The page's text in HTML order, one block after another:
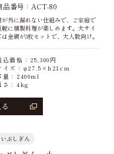
品番号：ACT-80
が外に漏れない仕組みで、ご家庭で
軽に燻製料理が楽しめます。大サイ
は金網が3枚セットで、大人数向け。
込価格： 25,300 円
イズ：φ27.5×h21cm
量：2400ml
さ：4kg
いぶしぎん